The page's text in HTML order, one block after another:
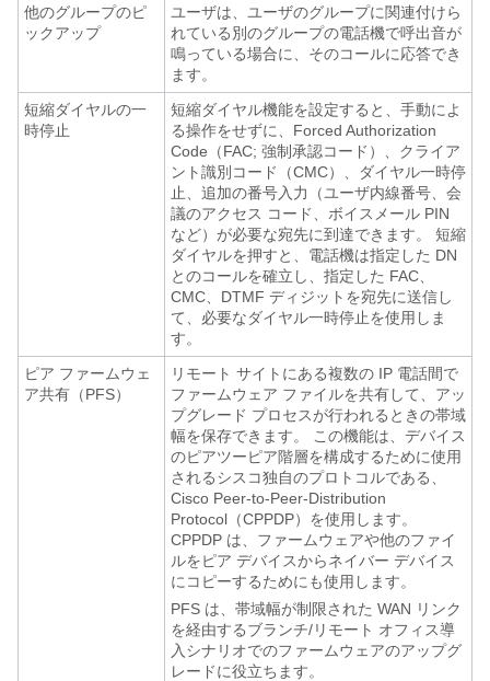
他のグループのピ
ックアップ
ユーザは、ユーザのグループに関連付けら
れている別のグループの電話機で呼出音が
鳴っている場合に、そのコールに応答でき
ます。
短縮ダイヤルの一
時停止
短縮ダイヤル機能を設定すると、手動によ
る操作をせずに、Forced Authorization
Code（FAC; 強制承認コード）、クライア
ント識別コード（CMC）、ダイヤル一時停
止、追加の番号入力（ユーザ内線番号、会
議のアクセス コード、ボイスメール PIN
など）が必要な宛先に到達できます。 短縮
ダイヤルを押すと、電話機は指定した DN
とのコールを確立し、指定した FAC、
CMC、DTMF ディジットを宛先に送信し
て、必要なダイヤル一時停止を使用しま
す。
ピア ファームウェ
ア共有（PFS）
リモート サイトにある複数の IP 電話間で
ファームウェア ファイルを共有して、アッ
プグレード プロセスが行われるときの帯域
幅を保存できます。 この機能は、デバイス
のピアツーピア階層を構成するために使用
されるシスコ独自のプロトコルである、
Cisco Peer-to-Peer-Distribution
Protocol（CPPDP）を使用します。
CPPDP は、ファームウェアや他のファイ
ルをピア デバイスからネイバー デバイス
にコピーするためにも使用します。
PFS は、帯域幅が制限された WAN リンク
を経由するブランチ/リモート オフィス導
入シナリオでのファームウェアのアップグ
レードに役立ちます。